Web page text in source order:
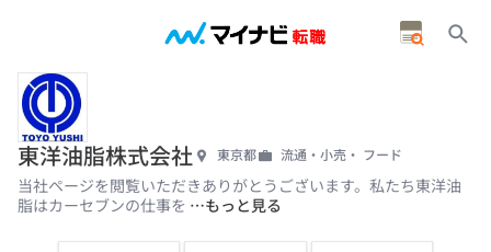
東洋油脂株式会社 東京都 流通・小売・ フード
当社ページを閲覧いただきありがとうございます。私たち東洋油
脂はカーセブンの仕事を …もっと見る